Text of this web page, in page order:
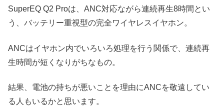
SuperEQ Q2 Proは、ANC対応ながら連続再生8時間とい
う、バッテリー重視型の完全ワイヤレスイヤホン。
ANCはイヤホン内でいろいろ処理を行う関係で、連続再
生時間が短くなりがちなもの。
結果、電池の持ちが悪いことを理由にANCを敬遠してい
る人もいるかと思います。